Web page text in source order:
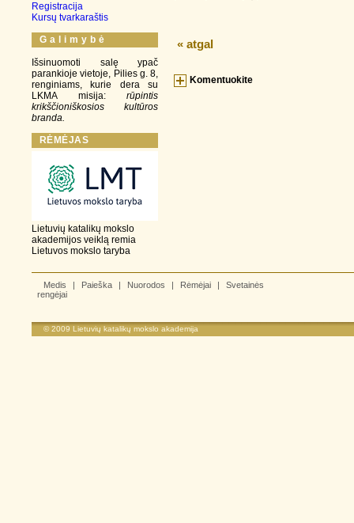
Registracija
Kursų tvarkaraštis
G a l i m y b ė
Išsinuomoti salę ypač
parankioje vietoje, Pilies g. 8,
renginiams, kurie dera su
LKMA misija: rūpintis
krikščioniškosios kultūros
branda.
RĖMĖJAS
Lietuvių katalikų mokslo
akademijos veiklą remia
Lietuvos mokslo taryba
« atgal
Komentuokite
Medis | Paieška | Nuorodos | Rėmėjai |
Svetainės
rengėjai
© 2009 Lietuvių katalikų mokslo akademija